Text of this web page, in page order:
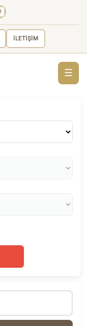
İLETİŞİM
☰